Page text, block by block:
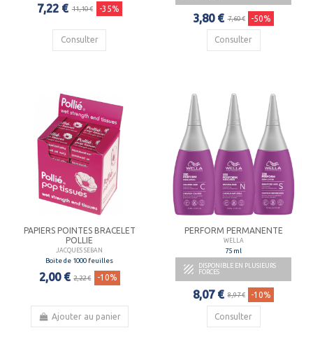
7,22 € 11,10 € -35%
Consulter
3,80 € 7,60 € -50%
Consulter
PAPIERS POINTES BRACELET
POLLIE
JACQUES SEBAN
Boite de 1000 feuilles
2,00 € 2,22 € -10%
Ajouter au panier
PERFORM PERMANENTE
WELLA
75 ml

DISPONIBLE EN PLUSIEURS
FORCES
8,07 € 8,97 € -10%
Consulter